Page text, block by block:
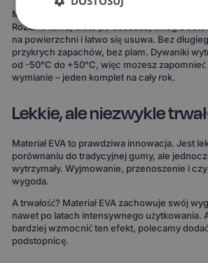
Materiał EVA to gwarancja, że żaden płyn nie
Rozlana kawa, błoto po deszczu, śnieg z
na powierzchni i łatwo się usuwa. Bez
przykrych zapachów, bez plam. Dywaniki
od -50°C do +50°C, więc możesz
wymianie – jeden komplet na cały rok.
Lekkie, ale niezwykle
Materiał EVA to prawdziwa innowacja. Jest
porównaniu do tradycyjnej gumy, ale
wytrzymały. Wyjmowanie, przenoszenie i
wygoda.
A trwałość? Materiał EVA zachowuje swój
nawet po latach intensywnego użytkowania.
bardziej wzmocnić ten efekt, polecamy
podstopnicę.